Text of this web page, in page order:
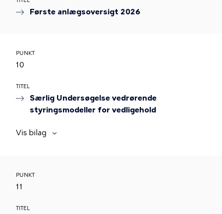
Første anlægsoversigt 2026
PUNKT
10
TITEL
Særlig Undersøgelse vedrørende
styringsmodeller for vedligehold
Vis bilag
PUNKT
11
TITEL